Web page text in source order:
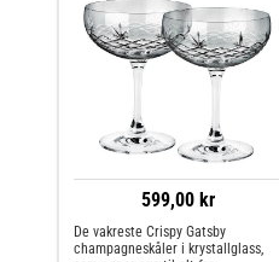
599,00 kr
De vakreste Crispy Gatsby
champagneskåler i krystallglass,